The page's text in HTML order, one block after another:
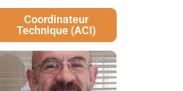
Coordinateur
Technique (ACI)